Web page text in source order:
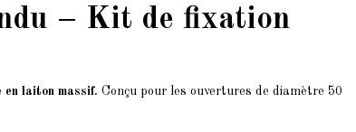
– Kit de fixation
en laiton massif. Conçu pour les ouvertures de diamètre 50